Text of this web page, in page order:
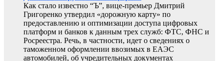
Как стало известно “Ъ”, вице-премьер Дмитрий
Григоренко утвердил «дорожную карту» по
предоставлению и оптимизации доступа цифровых
платформ и банков к данным трех служб: ФТС, ФНС и
Росреестра. Речь, в частности, идет о сведениях о
таможенном оформлении ввозимых в ЕАЭС
автомобилей, об учредительных документах